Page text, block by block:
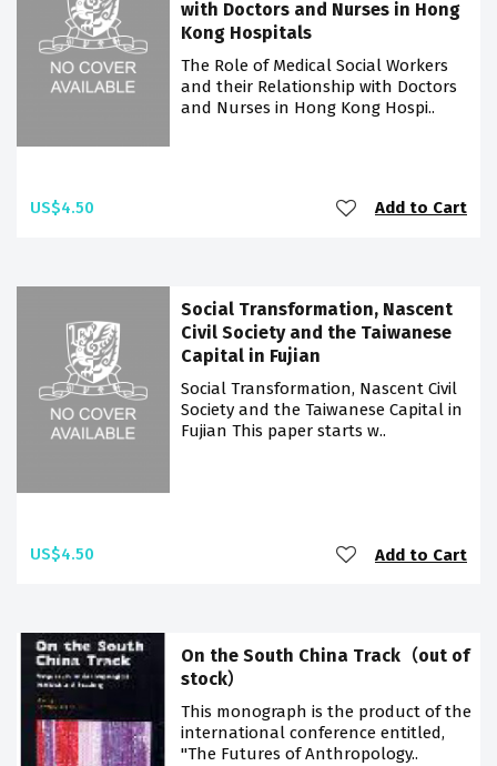
with Doctors and Nurses in Hong
Kong Hospitals
The Role of Medical Social Workers
and their Relationship with Doctors
and Nurses in Hong Kong Hospi..
US$4.50 Add to Cart
Social Transformation, Nascent
Civil Society and the Taiwanese
Capital in Fujian
Social Transformation, Nascent Civil
Society and the Taiwanese Capital in
Fujian This paper starts w..
US$4.50 Add to Cart
On the South China Track（out of
stock）
This monograph is the product of the
international conference entitled,
"The Futures of Anthropology..